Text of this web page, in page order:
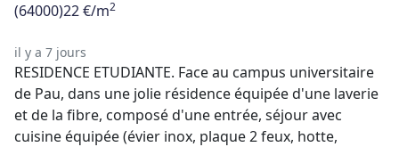
(64000)22 €/m2
il y a 7 jours
RESIDENCE ETUDIANTE. Face au campus universitaire
de Pau, dans une jolie résidence équipée d'une laverie
et de la fibre, composé d'une entrée, séjour avec
cuisine équipée (évier inox, plaque 2 feux, hotte,